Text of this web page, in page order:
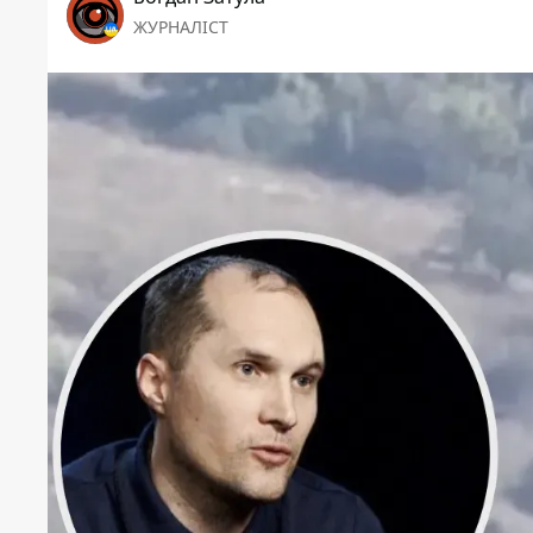
ЖУРНАЛІСТ